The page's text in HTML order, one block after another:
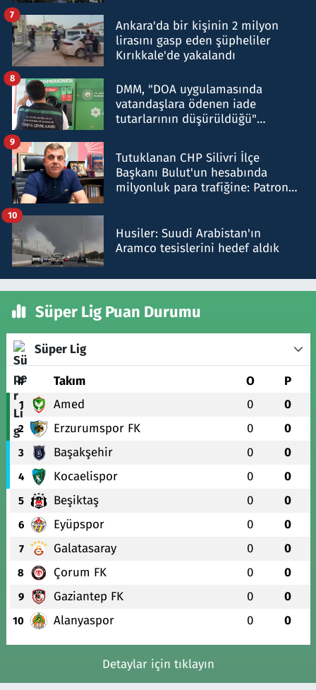
Ankara'da bir kişinin 2 milyon
lirasını gasp eden şüpheliler
Kırıkkale'de yakalandı
7
DMM, "DOA uygulamasında
vatandaşlara ödenen iade
tutarlarının düşürüldüğü"
8
Tutuklanan CHP Silivri İlçe
Başkanı Bulut'un hesabında
milyonluk para trafiğine: Patron
9
Husiler: Suudi Arabistan'ın
Aramco tesislerini hedef aldık
10
Süper Lig Puan Durumu
Süper Lig
# Takım O P
1 Amed 0 0
2 Erzurumspor FK 0 0
3 Başakşehir 0 0
4 Kocaelispor 0 0
5 Beşiktaş 0 0
6 Eyüpspor 0 0
7 Galatasaray 0 0
8 Çorum FK 0 0
9 Gaziantep FK 0 0
10 Alanyaspor 0 0
Detaylar için tıklayın